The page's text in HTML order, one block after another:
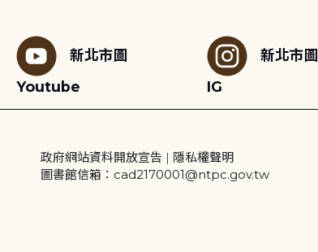
新北市圖
Youtube
新北市圖
IG
政府網站資料開放宣告 | 隱私權聲明
圖書館信箱：cad2170001@ntpc.gov.tw